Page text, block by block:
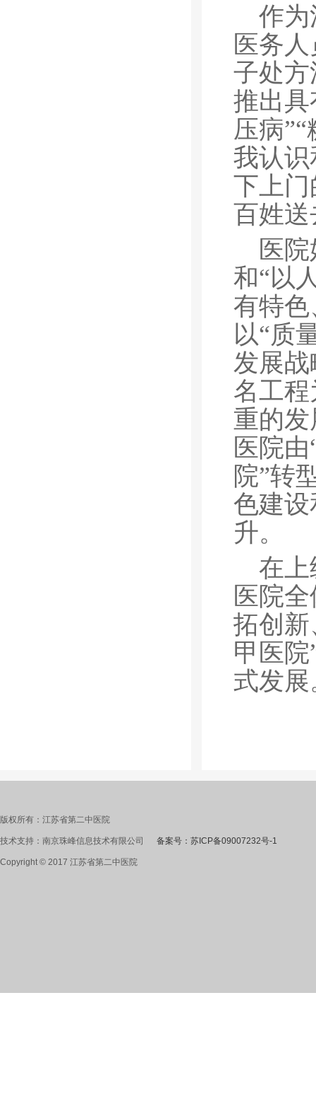
作为
医务
子处
推出
压病
我认
下上
百姓
医
和“以
有特
以“质
发展
名工
重的
医院
院”转
色建
升。
在上
医院
拓创新
甲医
式发展
版权所有：江苏省第二中医院
技术支持：南京珠峰信息技术有限公司 备案号：苏ICP备09007232号-1
Copyright © 2017 江苏省第二中医院